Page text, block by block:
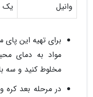
وانیل
یک
برای تهیه این
مواد به دمای
مخلوط کنید و سه